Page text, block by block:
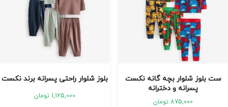
ست بلوز شلوار بچه گانه نکست
پسرانه و دخترانه
875,000 تومان
بلوز شلوار راحتی پسرانه برند نکست
1,125,000 تومان